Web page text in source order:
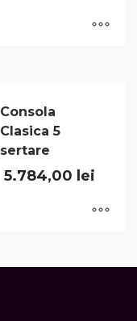
Consola
Clasica 5
sertare
5.784,00 lei